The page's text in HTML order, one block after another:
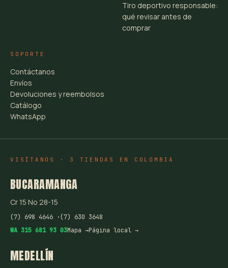
Tiro deportivo responsable:
qué revisar antes de
comprar
SOPORTE
Contáctanos
Envíos
Devoluciones y reembolsos
Catálogo
WhatsApp
VISÍTANOS · 3 TIENDAS EN COLOMBIA
BUCARAMANGA
Cr 15 No 28-15
(7) 698 4646 ·(7) 630 3648
WA 315 681 93 03Mapa →Página local →
MEDELLÍN